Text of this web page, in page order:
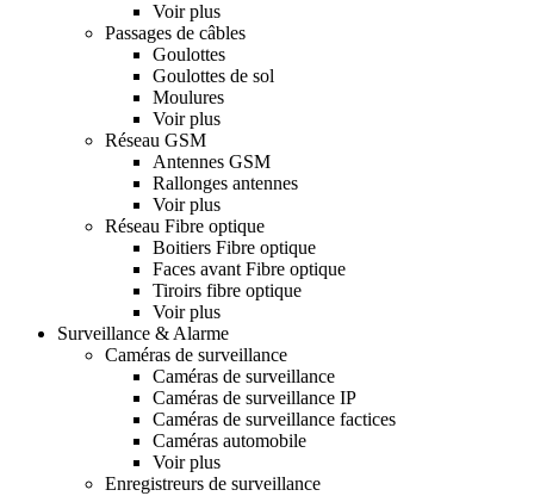
Voir plus
Passages de câbles
Goulottes
Goulottes de sol
Moulures
Voir plus
Réseau GSM
Antennes GSM
Rallonges antennes
Voir plus
Réseau Fibre optique
Boitiers Fibre optique
Faces avant Fibre optique
Tiroirs fibre optique
Voir plus
Surveillance & Alarme
Caméras de surveillance
Caméras de surveillance
Caméras de surveillance IP
Caméras de surveillance factices
Caméras automobile
Voir plus
Enregistreurs de surveillance